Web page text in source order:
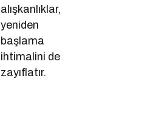
alışkanlıklar,
yeniden
başlama
ihtimalini de
zayıflatır.